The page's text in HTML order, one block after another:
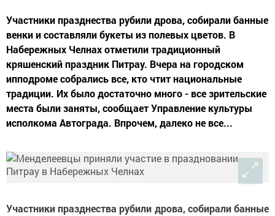
Участники празднества рубили дрова, собирали банные
венки и составляли букеты из полевых цветов. В
Набережных Челнах отметили традиционный
кряшенский праздник Питрау. Вчера на городском
ипподроме собрались все, кто чтит национальные
традиции. Их было достаточно много - все зрительские
места были заняты, сообщает Управление культуры
исполкома Автограда. Впрочем, далеко не все...
Участники празднества рубили дрова, собирали банные